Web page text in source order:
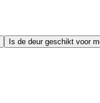
Is de deur geschikt voor